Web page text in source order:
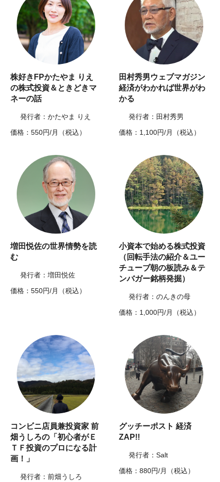
株好きFPかたやま りえ
の株式投資＆ときどきマ
ネーの話
発行者：かたやま りえ
価格：550円/月（税込）
田村秀男ウェブマガジン
経済がわかれば世界がわ
かる
発行者：田村秀男
価格：1,100円/月（税込）
増田悦佐の世界情勢を読
む
発行者：増田悦佐
価格：550円/月（税込）
小資本で始める株式投資
（回転手法の紹介＆ユー
チューブ朝の板読み＆テ
ンバガー銘柄発掘）
発行者：のんきの母
価格：1,000円/月（税込）
コンビニ店員兼投資家 前
畑うしろの「初心者がＥ
ＴＦ投資のプロになる計
画！」
発行者：前畑うしろ
グッチーポスト 経済
ZAP!!
発行者：Salt
価格：880円/月（税込）